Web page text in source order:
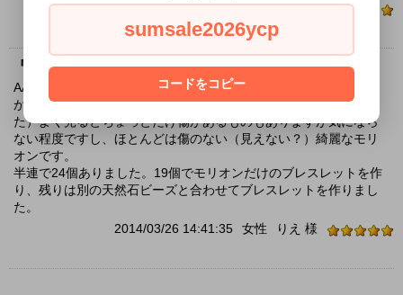
K 様
2014/06/20 16:37:33
『気に入っています』
AAランクですが綺麗なモリオンが届きました。（上にAAAランク
があるのでこれほど綺麗なものが届くとは思っていませんでし
た）よく見るとちょっとだけ傷があるものもありますが気になら
ない程度ですし、ほとんどは傷のない（見えない？）綺麗なモリ
オンです。
半連で24個ありました。19個でモリオンだけのブレスレットを作
り、残りは別の天然石ビーズと合わせてブレスレットを作りまし
た。
りえ 様
女性
2014/03/26 14:41:35
sumsale2026ycp
コードをコピー